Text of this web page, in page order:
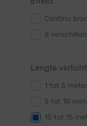
Continu
8
Lengte verlicht
1 tot 5 meter
5 tot 10
10 tot 15